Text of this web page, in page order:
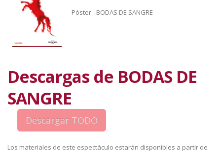
Póster - BODAS DE SANGRE
Descargas de BODAS DE
SANGRE
Los materiales de este espectáculo estarán disponibles a partir de